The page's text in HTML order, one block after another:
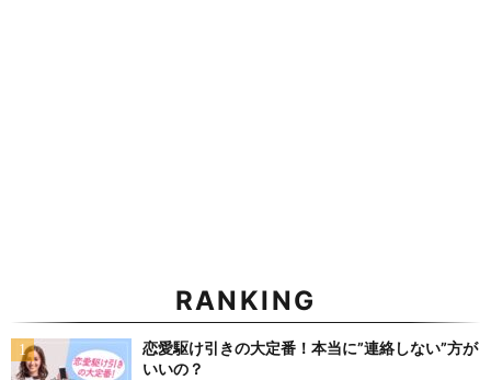
RANKING
恋愛駆け引きの大定番！本当に”連絡しない”方が
いいの？